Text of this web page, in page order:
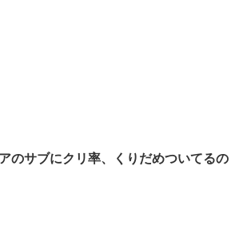
のサブにクリ率、くりだめついてるの